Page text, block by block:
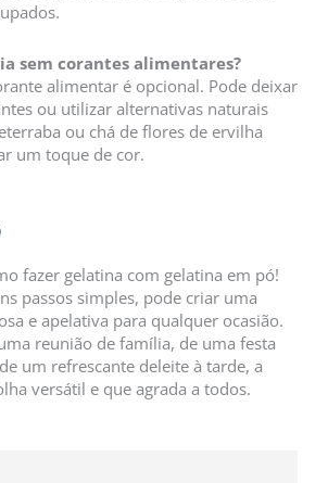
sem corantes alimentares?
alimentar é opcional. Pode deixar
ou utilizar alternativas naturais
ou chá de flores de ervilha
um toque de cor.
fazer gelatina com gelatina em pó!
passos simples, pode criar uma
e apelativa para qualquer ocasião.
reunião de família, de uma festa
um refrescante deleite à tarde, a
versátil e que agrada a todos.